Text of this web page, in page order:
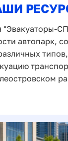
"Эвакуаторы-
автопарк,